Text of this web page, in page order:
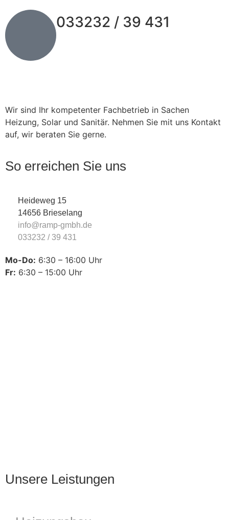
033232 / 39 431
Wir sind Ihr kompetenter Fachbetrieb in Sachen
Heizung, Solar und Sanitär. Nehmen Sie mit uns Kontakt
auf, wir beraten Sie gerne.
So erreichen Sie uns
Heideweg 15
14656 Brieselang
info@ramp-gmbh.de
033232 / 39 431
Mo-Do: 6:30 – 16:00 Uhr
Fr: 6:30 – 15:00 Uhr
Unsere Leistungen